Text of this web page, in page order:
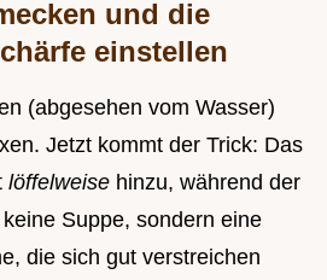
und die
einstellen
(abgesehen vom Wasser)
Jetzt kommt der Trick: Das
löffelweise hinzu, während der
Suppe, sondern eine
die sich gut verstreichen